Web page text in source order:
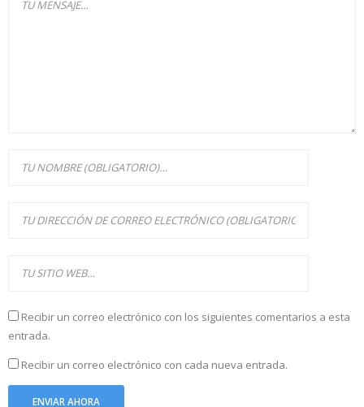
Recibir un correo electrónico con los siguientes comentarios a esta
entrada.
Recibir un correo electrónico con cada nueva entrada.